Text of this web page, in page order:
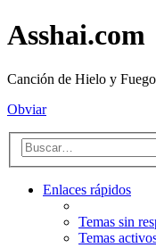
Asshai.com
Canción de Hielo y Fuego
Obviar
Enlaces rápidos
Temas sin
Temas